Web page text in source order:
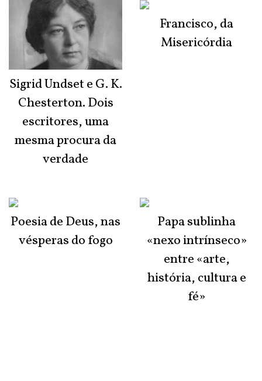
Sigrid Undset e G. K.
Chesterton. Dois
escritores, uma
mesma procura da
verdade
Poesia de Deus, nas
vésperas do fogo
Francisco, da
Misericórdia
Papa sublinha
«nexo intrínseco»
entre «arte,
história, cultura e
fé»